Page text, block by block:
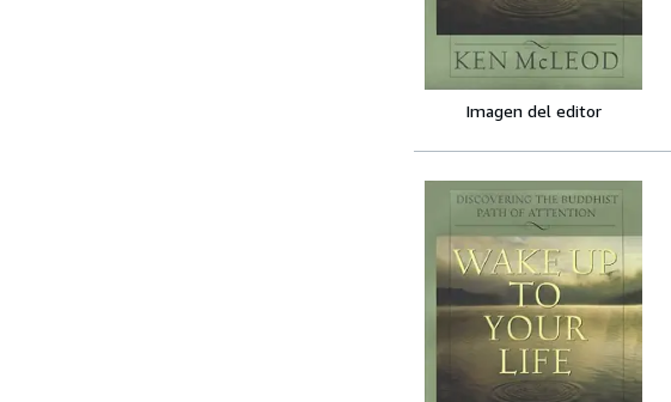
Imagen del editor